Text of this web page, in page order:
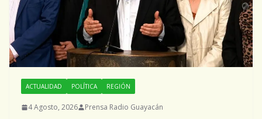
ACTUALIDAD POLÍTICA REGIÓN
4 Agosto, 2026 Prensa Radio Guayacán